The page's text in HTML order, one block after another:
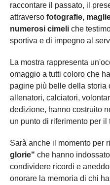
raccontare il passato, il
attraverso fotografie,
numerosi cimeli che
sportiva e di impegno al
La mostra rappresenta
omaggio a tutti coloro che
pagine più belle della storia
allenatori, calciatori,
dedizione, hanno costruito
un punto di riferimento per il
Sarà anche il momento per
glorie" che hanno
condividere ricordi e
onorare la memoria di chi